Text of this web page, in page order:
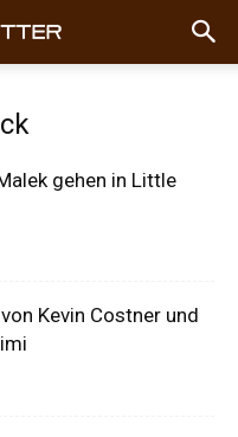
gehen in Little
Kevin Costner und